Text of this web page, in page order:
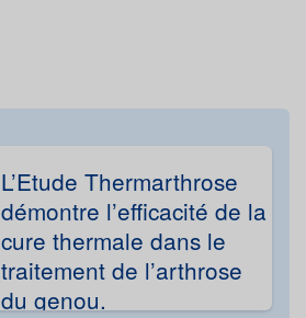
L’Etude Thermarthrose
démontre l’efficacité de la
cure thermale dans le
traitement de l’arthrose
du genou.